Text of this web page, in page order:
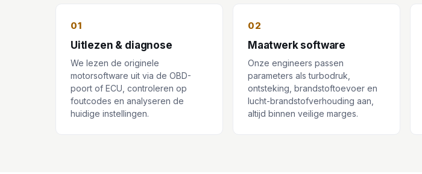
01
Uitlezen & diagnose
We lezen de originele
motorsoftware uit via de OBD-
poort of ECU, controleren op
foutcodes en analyseren de
huidige instellingen.
02
Maatwerk software
Onze engineers passen
parameters als turbodruk,
ontsteking, brandstoftoevoer en
lucht-brandstofverhouding aan,
altijd binnen veilige marges.